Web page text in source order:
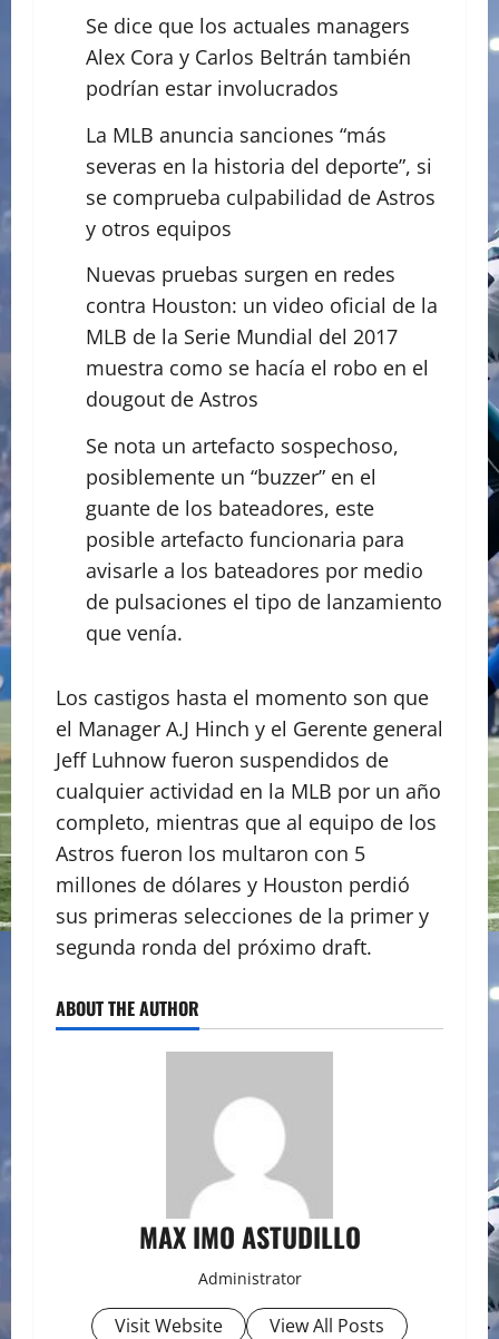
Se dice que los actuales managers
Alex Cora y Carlos Beltrán también
podrían estar involucrados
La MLB anuncia sanciones “más
severas en la historia del deporte”, si
se comprueba culpabilidad de Astros
y otros equipos
Nuevas pruebas surgen en redes
contra Houston: un video oficial de la
MLB de la Serie Mundial del 2017
muestra como se hacía el robo en el
dougout de Astros
Se nota un artefacto sospechoso,
posiblemente un “buzzer” en el
guante de los bateadores, este
posible artefacto funcionaria para
avisarle a los bateadores por medio
de pulsaciones el tipo de lanzamiento
que venía.
Los castigos hasta el momento son que
el Manager A.J Hinch y el Gerente general
Jeff Luhnow fueron suspendidos de
cualquier actividad en la MLB por un año
completo, mientras que al equipo de los
Astros fueron los multaron con 5
millones de dólares y Houston perdió
sus primeras selecciones de la primer y
segunda ronda del próximo draft.
ABOUT THE AUTHOR
MAX IMO ASTUDILLO
Administrator
Visit Website View All Posts